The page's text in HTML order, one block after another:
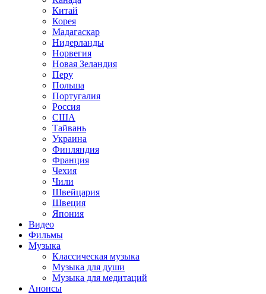
Китай
Корея
Мадагаскар
Нидерланды
Норвегия
Новая Зеландия
Перу
Польша
Португалия
Россия
США
Тайвань
Украина
Финляндия
Франция
Чехия
Чили
Швейцария
Швеция
Япония
Видео
Фильмы
Музыка
Классическая музыка
Музыка для души
Музыка для медитаций
Анонсы